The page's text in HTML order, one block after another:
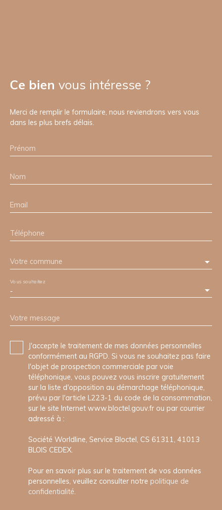
Ce bien vous intéresse ?
Merci de remplir le formulaire, nous reviendrons vers vous
dans les plus brefs délais.
Prénom
Nom
Email
Téléphone
Votre commune
-
Vous souhaitez
Votre message
J'accepte le traitement de mes données personnelles
conformément au RGPD. Si vous ne souhaitez pas faire
l'objet de prospection commerciale par voie
téléphonique, vous pouvez vous inscrire gratuitement
sur la liste d'opposition au démarchage téléphonique,
prévu par l'article L223-1 du code de la consommation,
sur le site Internet www.bloctel.gouv.fr ou par courrier
adressé à :
Société Worldline, Service Bloctel, CS 61311, 41013
BLOIS CEDEX.
Pour en savoir plus sur le traitement de vos données
personnelles, veuillez consulter notre politique de
confidentialité.